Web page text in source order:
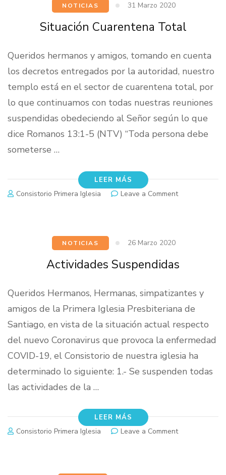
NOTICIAS 31 Marzo 2020
Situación Cuarentena Total
Queridos hermanos y amigos, tomando en cuenta
los decretos entregados por la autoridad, nuestro
templo está en el sector de cuarentena total, por
lo que continuamos con todas nuestras reuniones
suspendidas obedeciendo al Señor según lo que
dice Romanos 13:1-5 (NTV) “Toda persona debe
someterse …
LEER MÁS
Consistorio Primera Iglesia Leave a Commenton
NOTICIAS 26 Marzo 2020
Actividades Suspendidas
Queridos Hermanos, Hermanas, simpatizantes y
amigos de la Primera Iglesia Presbiteriana de
Santiago, en vista de la situación actual respecto
del nuevo Coronavirus que provoca la enfermedad
COVID-19, el Consistorio de nuestra iglesia ha
determinado lo siguiente: 1.- Se suspenden todas
las actividades de la …
LEER MÁS
Consistorio Primera Iglesia Leave a Commenton